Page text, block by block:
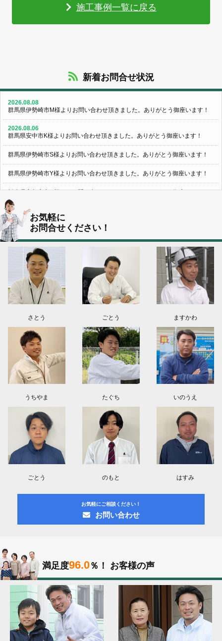
施工事例一覧に戻る
新着お問合せ状況
2026.08.08
群馬県伊勢崎市M様よりお問い合わせ頂きました。ありがとう御座います！
2026.08.06
群馬県安中市K様よりお問い合わせ頂きました。ありがとう御座います！
群馬県伊勢崎市S様よりお問い合わせ頂きました。ありがとう御座います！
群馬県伊勢崎市Y様よりお問い合わせ頂きました。ありがとう御座います！
栃木県宇都宮市U様よりお問い合わせ頂きました。ありがとう御座います！
2026.08.05
群馬県伊勢崎市N様よりお問い合わせ頂きました。ありがとう御座います！
群馬県高崎市O様よりお問い合わせ頂きました。ありがとう御座います！
埼玉県上尾市K様よりお問い合わせ頂きました。ありがとう御座います！
東京都日野市K様よりお問い合わせ頂きました。ありがとう御座います！
群馬県伊勢崎市M様よりお問い合わせ頂きました。ありがとう御座います！
お気軽に
お問合せください！
さとう ごとう ますかわ
うちやま たぐち いのうえ
ごとう のもと はすみ
お気軽にご相談ください！
お問い合わせ
満足度96.0％！ お客様の声